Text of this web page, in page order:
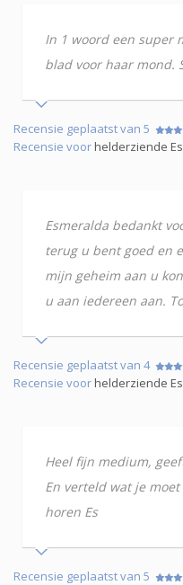
In 1 woord een super
blad voor haar mond.
Recensie geplaatst van 5
Recensie voorhelderziende
Esmeralda bedankt
terug u bent goed en
mijn geheim aan u
u aan iedereen aan.
Recensie geplaatst van 4
Recensie voorhelderziende
Heel fijn medium,
En verteld wat je
horen Es
Recensie geplaatst van 5